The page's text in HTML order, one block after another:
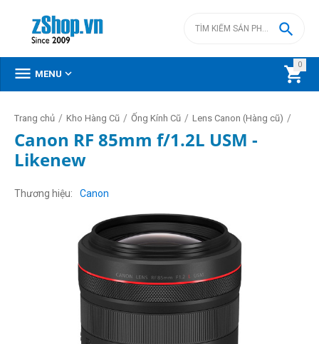
0


 MENU 
Trang chủ / Kho Hàng Cũ / Ống Kính Cũ / Lens Canon (Hàng cũ) /
Canon RF 85mm f/1.2L USM -
Likenew
Thương hiệu Canon